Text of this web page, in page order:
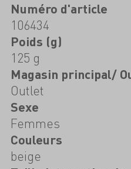
Numéro d'article
106434
Poids (g)
125 g
Magasin principal/
Outlet
Sexe
Femmes
Couleurs
beige